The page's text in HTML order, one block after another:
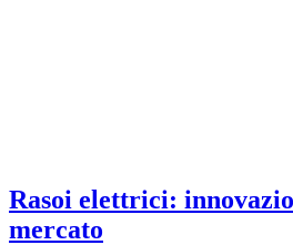
Rasoi elettrici:
mercato